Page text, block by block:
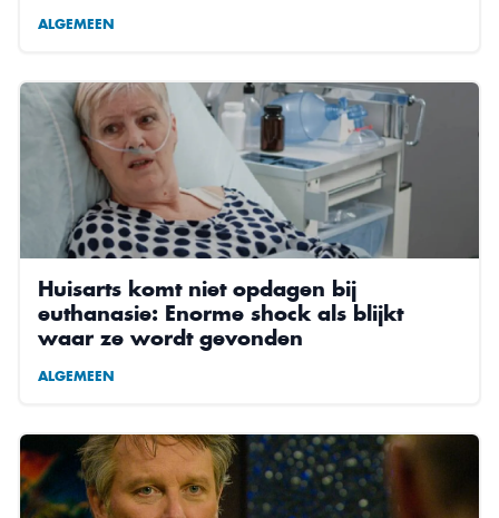
ALGEMEEN
Huisarts komt niet opdagen bij
euthanasie: Enorme shock als blijkt
waar ze wordt gevonden
ALGEMEEN